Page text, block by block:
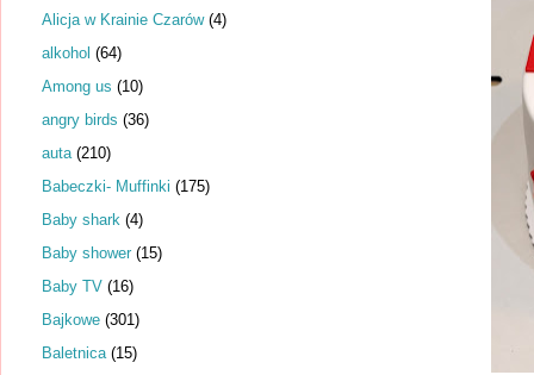
Alicja w Krainie Czarów (4)
alkohol (64)
Among us (10)
angry birds (36)
auta (210)
Babeczki- Muffinki (175)
Baby shark (4)
Baby shower (15)
Baby TV (16)
Bajkowe (301)
Baletnica (15)